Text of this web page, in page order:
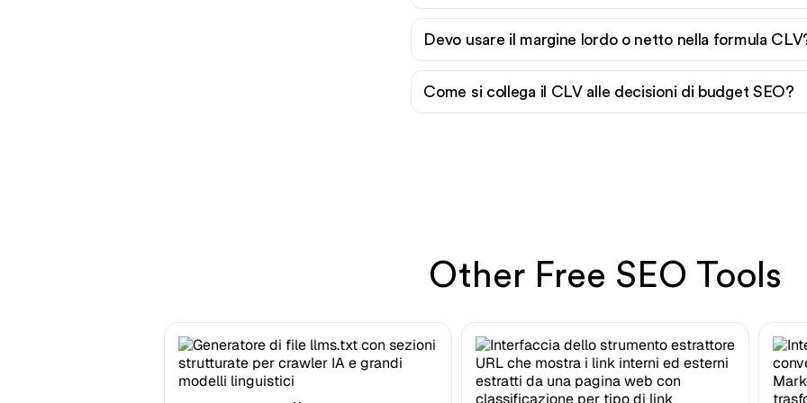
Devo usare il margine lordo o netto nella formula
Come si collega il CLV alle decisioni di budget SEO?
Other Free SEO Tools